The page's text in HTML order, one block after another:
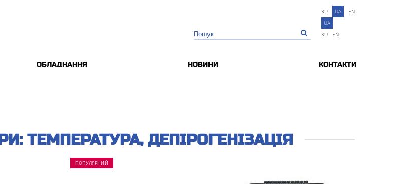
RU UA
EN
UA
RU
EN
ОБЛАДНАННЯ НОВИНИ КОНТАКТИ
ТЕМПЕРАТУРА, ДЕПІРОГЕНІЗАЦІЯ
ПОПУЛЯРНИЙ